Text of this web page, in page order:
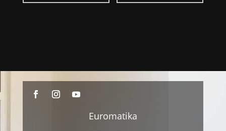
Euromatika